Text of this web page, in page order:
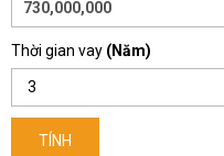
Thời gian vay (Năm)
TÍNH